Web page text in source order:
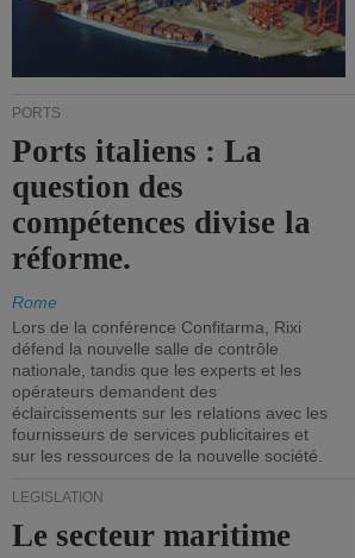
PORTS
Ports italiens : La
question des
compétences divise la
réforme.
Rome
Lors de la conférence Confitarma, Rixi
défend la nouvelle salle de contrôle
nationale, tandis que les experts et les
opérateurs demandent des
éclaircissements sur les relations avec les
fournisseurs de services publicitaires et
sur les ressources de la nouvelle société.
LÉGISLATION
Le secteur maritime